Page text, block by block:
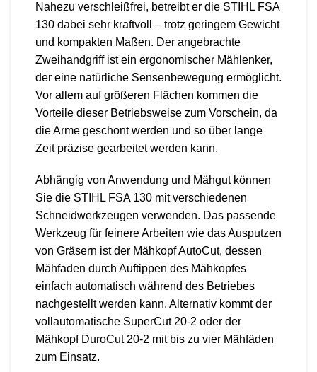
Nahezu verschleißfrei, betreibt er die STIHL FSA
130 dabei sehr kraftvoll – trotz geringem Gewicht
und kompakten Maßen. Der angebrachte
Zweihandgriff ist ein ergonomischer Mählenker,
der eine natürliche Sensenbewegung ermöglicht.
Vor allem auf größeren Flächen kommen die
Vorteile dieser Betriebsweise zum Vorschein, da
die Arme geschont werden und so über lange
Zeit präzise gearbeitet werden kann.
Abhängig von Anwendung und Mähgut können
Sie die STIHL FSA 130 mit verschiedenen
Schneidwerkzeugen verwenden. Das passende
Werkzeug für feinere Arbeiten wie das Ausputzen
von Gräsern ist der Mähkopf AutoCut, dessen
Mähfaden durch Auftippen des Mähkopfes
einfach automatisch während des Betriebes
nachgestellt werden kann. Alternativ kommt der
vollautomatische SuperCut 20-2 oder der
Mähkopf DuroCut 20-2 mit bis zu vier Mähfäden
zum Einsatz.